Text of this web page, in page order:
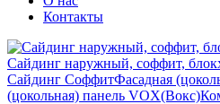
Контакты
Сайдинг наружный, соффит,
Сайдинг СоффитФасадная
(цокольная) панель VOX(Вокс)